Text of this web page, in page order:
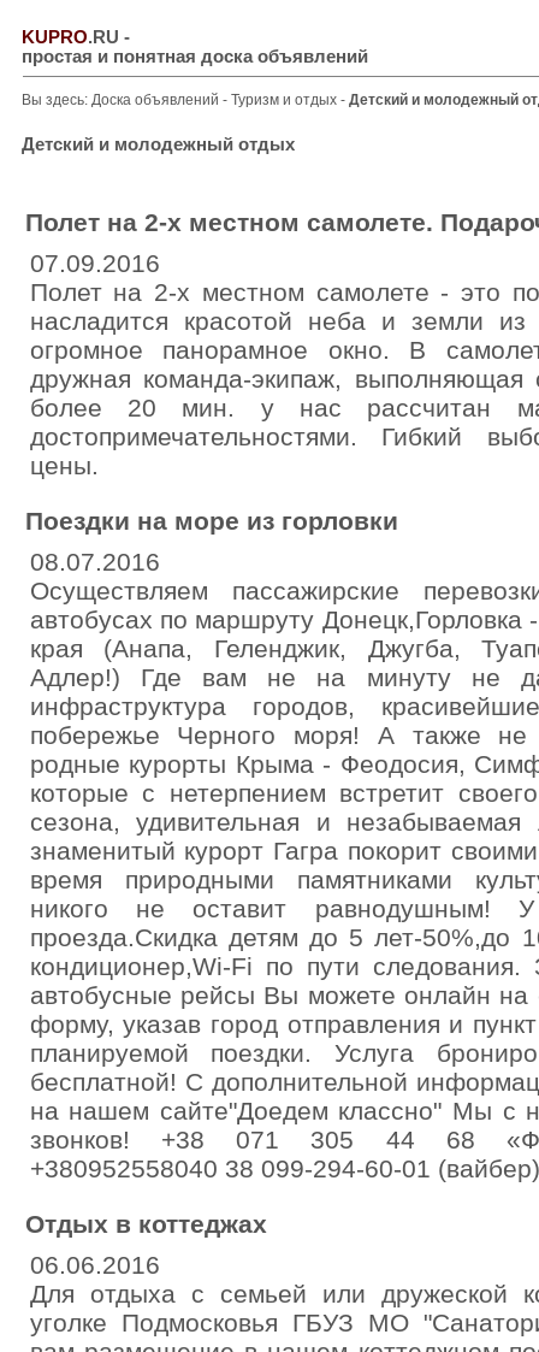
KUPRO.RU -
простая и понятная доска объявлений
Вы здесь: Доска объявлений - Туризм и отдых - Детский и молодежный
Детский и молодежный отдых
Полет на 2-х местном самолете.
07.09.2016
Полет на 2-х местном самолете - это
насладится красотой неба и земли
огромное панорамное окно. В
дружная команда-экипаж, выполняющая
более 20 мин. у нас рассчитан
достопримечательностями. Гибкий
цены.
Поездки на море из горловки
08.07.2016
Осуществляем пассажирские
автобусах по маршруту Донецк,Горловка
края (Анапа, Геленджик, Джугба,
Адлер!) Где вам не на минуту не
инфраструктура городов,
побережье Черного моря! А также не
родные курорты Крыма - Феодосия,
которые с нетерпением встретит
сезона, удивительная и
знаменитый курорт Гагра покорит
время природными памятниками
никого не оставит равнодушным!
проезда.Скидка детям до 5 лет-50%,до
кондиционер,Wi-Fi по пути следования.
автобусные рейсы Вы можете онлайн на
форму, указав город отправления и
планируемой поездки. Услуга
бесплатной! С дополнительной
на нашем сайте"Доедем классно" Мы с
звонков! +38 071 305 44 68
+380952558040 38 099-294-60-01 (вайбер)
Отдых в коттеджах
06.06.2016
Для отдыха с семьей или дружеской
уголке Подмосковья ГБУЗ МО